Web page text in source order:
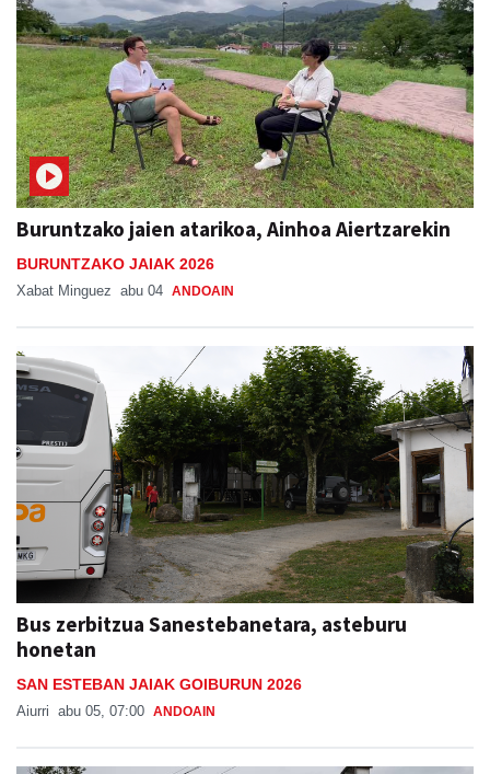
Buruntzako jaien atarikoa, Ainhoa Aiertzarekin
BURUNTZAKO JAIAK 2026
Xabat Minguez abu 04 ANDOAIN
Bus zerbitzua Sanestebanetara, asteburu
honetan
SAN ESTEBAN JAIAK GOIBURUN 2026
Aiurri abu 05, 07:00 ANDOAIN